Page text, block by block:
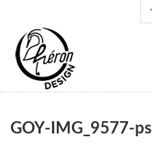
GOY-IMG_9577-ps